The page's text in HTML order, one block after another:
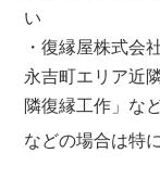
い
・復縁屋株式会
永吉町エリア近
隣復縁工作」な
などの場合は特